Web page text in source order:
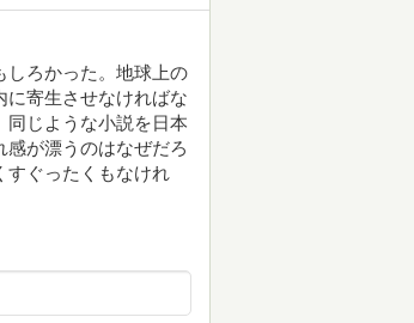
しろかった。地球上の
に寄生させなければな
同じような小説を日本
感が漂うのはなぜだろ
すぐったくもなけれ